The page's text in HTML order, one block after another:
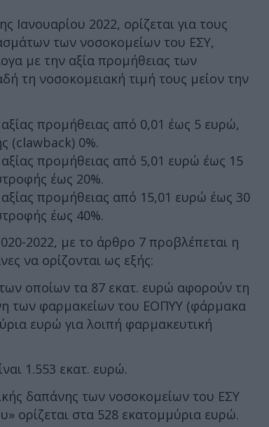
Ιανουαρίου 2022, ορίζεται για τους
των νοσοκομείων του ΕΣΥ,
με την αξία προμήθειας των
τη νοσοκομειακή τιμή τους μείον την
προμήθειας από 0,01 έως 5 ευρώ,
(clawback) 0%.
προμήθειας από 5,01 ευρώ έως 15
έως 20%.
προμήθειας από 15,01 ευρώ έως 30
έως 40%.
2022, με το άρθρο 7 προβλέπεται η
να ορίζονται ως εξής:
οποίων τα 87 εκατ. ευρώ αφορούν τη
των φαρμακείων του ΕΟΠΥΥ (φάρμακα
ευρώ για λοιπή φαρμακευτική
1.553 εκατ. ευρώ.
δαπάνης των νοσοκομείων του ΕΣΥ
ορίζεται στα 528 εκατομμύρια ευρώ.